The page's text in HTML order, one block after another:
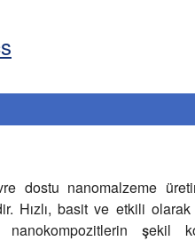
dostu nanomalzeme
Hızlı, basit ve etkili
şekil